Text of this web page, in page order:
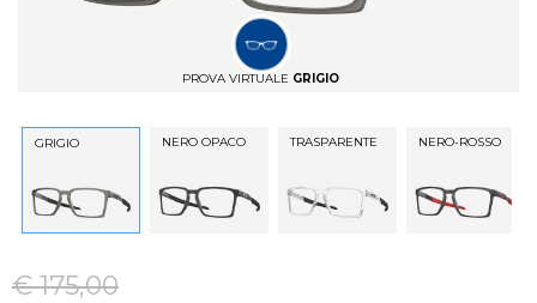
PROVA VIRTUALE GRIGIO
GRIGIO NERO OPACO TRASPARENTE NERO-ROSSO
€ 175,00